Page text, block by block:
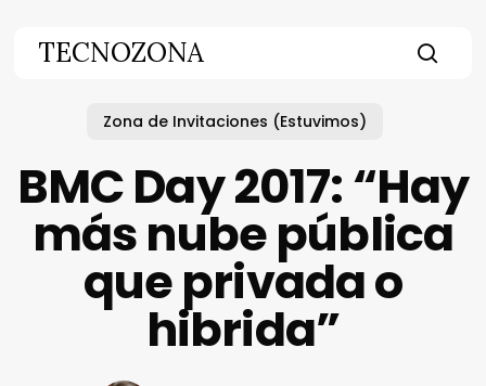
TECNOZONA
Zona de Invitaciones (Estuvimos)
BMC Day 2017: “Hay
más nube pública
que privada o
hibrida”